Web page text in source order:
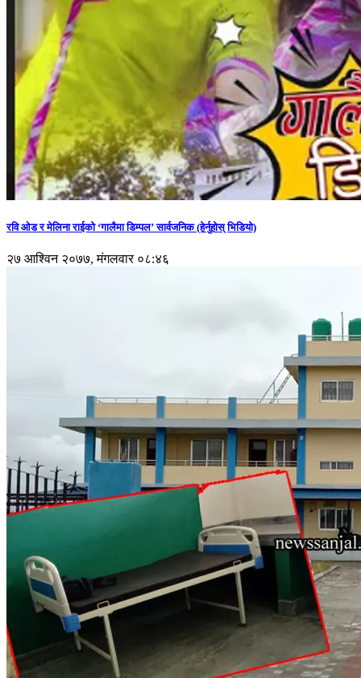
रवि ओड र मेलिना राईको ‘गालैमा डिम्पल’ सार्वजनिक (हेर्नुहोस् भिडियो)
२७ आश्विन २०७७, मंगलवार ०८:४६